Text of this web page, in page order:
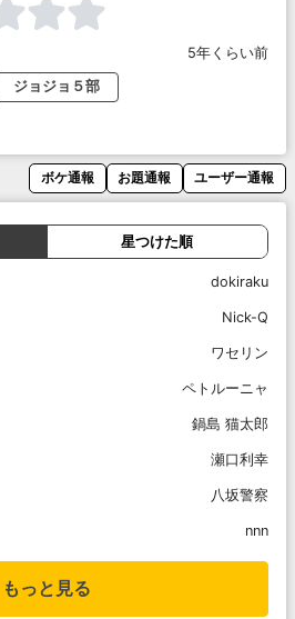
5年くらい前
ジョジョ５部
ボケ通報 お題通報 ユーザー通報
星つけた順
dokiraku
Nick-Q
ワセリン
ペトルーニャ
鍋島 猫太郎
瀬口利幸
八坂警察
nnn
もっと見る